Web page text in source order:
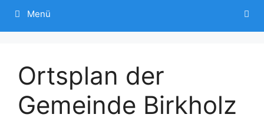
Menü
Ortsplan der
Gemeinde Birkholz